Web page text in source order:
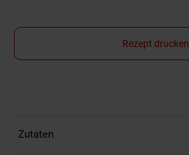
Rezept drucken
Zutaten